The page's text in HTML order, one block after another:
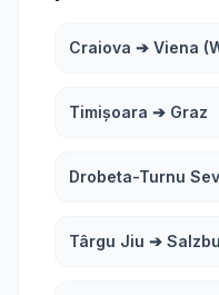
Craiova ➔ Viena
Timișoara ➔ Graz
Drobeta-Turnu
Târgu Jiu ➔